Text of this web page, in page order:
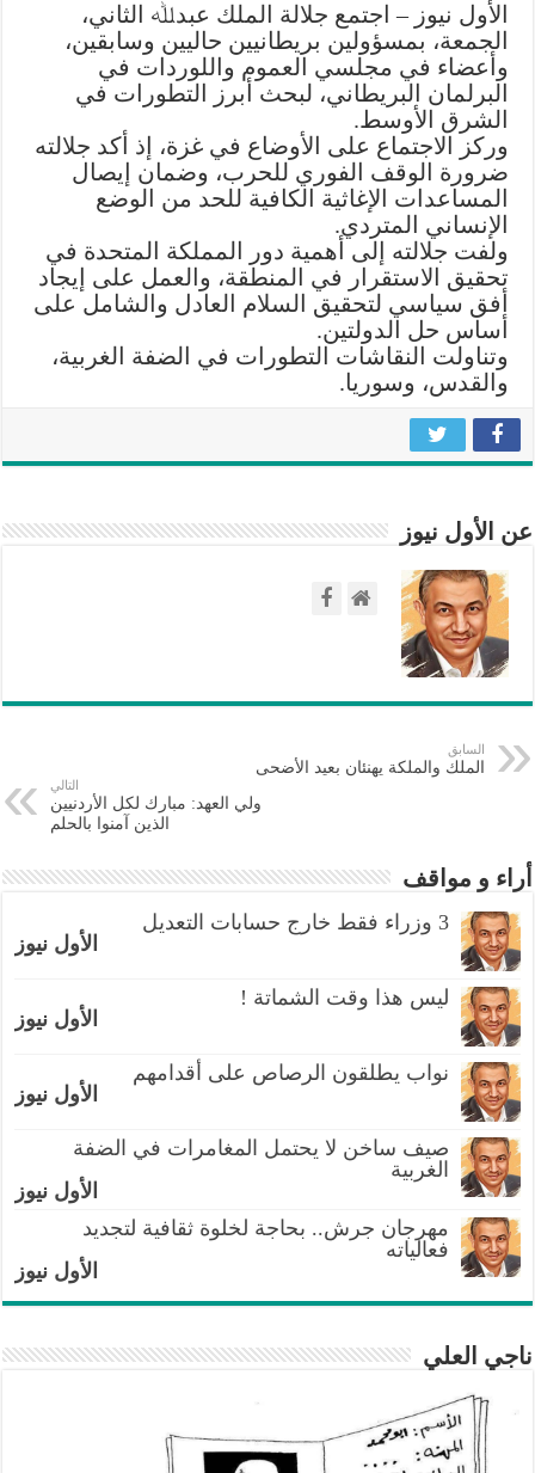
في
لندن
لبحث
أبرز
التطورات
في
الشرق
الأوسط
مغلقة
الأول نيوز – اجتمع جلالة الملك عبدﷲ الثاني،
الجمعة، بمسؤولين بريطانيين حاليين وسابقين،
وأعضاء في مجلسي العموم واللوردات في
البرلمان البريطاني، لبحث أبرز التطورات في
الشرق الأوسط.
وركز الاجتماع على الأوضاع في غزة، إذ أكد جلالته
ضرورة الوقف الفوري للحرب، وضمان إيصال
المساعدات الإغاثية الكافية للحد من الوضع
الإنساني المتردي.
ولفت جلالته إلى أهمية دور المملكة المتحدة في
تحقيق الاستقرار في المنطقة، والعمل على إيجاد
أفق سياسي لتحقيق السلام العادل والشامل على
أساس حل الدولتين.
وتناولت النقاشات التطورات في الضفة الغربية،
والقدس، وسوريا.
عن الأول نيوز
السابق
الملك والملكة يهنئان بعيد الأضحى
التالي
ولي العهد: مبارك لكل الأردنيين
الذين آمنوا بالحلم
أراء و مواقف
3 وزراء فقط خارج حسابات التعديل
الأول نيوز
ليس هذا وقت الشماتة !
الأول نيوز
نواب يطلقون الرصاص على أقدامهم
الأول نيوز
صيف ساخن لا يحتمل المغامرات في الضفة
الغربية
الأول نيوز
مهرجان جرش.. بحاجة لخلوة ثقافية لتجديد
فعالياته
الأول نيوز
ناجي العلي